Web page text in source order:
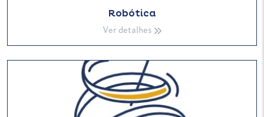
Robótica
Ver detalhes